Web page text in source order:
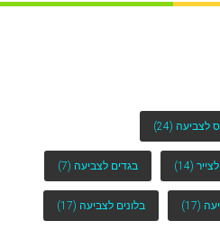
לצביעה (24)
(14) בגדים לצביעה (7)
(17) בלונים לצביעה (17)